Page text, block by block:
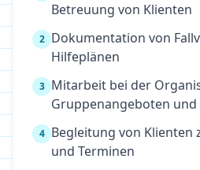
Betreuung von Klienten
2 Dokumentation von
Hilfeplänen
3 Mitarbeit bei der
Gruppenangeboten
4 Begleitung von Klienten
und Terminen